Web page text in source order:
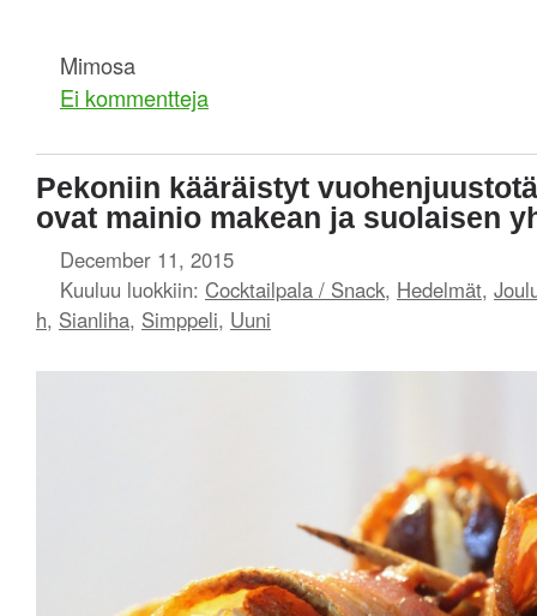
Mimosa
Ei kommentteja
Pekoniin kääräistyt
ovat mainio makean ja suolaisen
December 11, 2015
Kuuluu luokkiin: Cocktailpala / Snack, Hedelmät,
h, Sianliha, Simppeli, Uuni